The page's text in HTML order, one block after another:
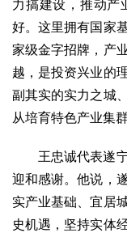
力搞建设，推动产
好。这里拥有国家
家级金字招牌，产
越，是投资兴业的
副其实的实力之城
从培育特色产业集
王忠诚代表遂
迎和感谢。他说，
实产业基础、宜居
史机遇，坚持实体